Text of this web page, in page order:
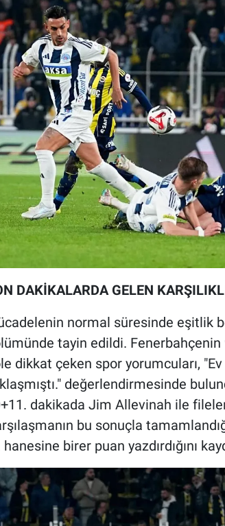
DAKİKALARDA GELEN
normal süresinde eşitlik
tayin edildi.
dikkat çeken spor yorumcuları,
değerlendirmesinde
dakikada Jim Allevinah ile
bu sonuçla
hanesine birer puan yazdırdığını